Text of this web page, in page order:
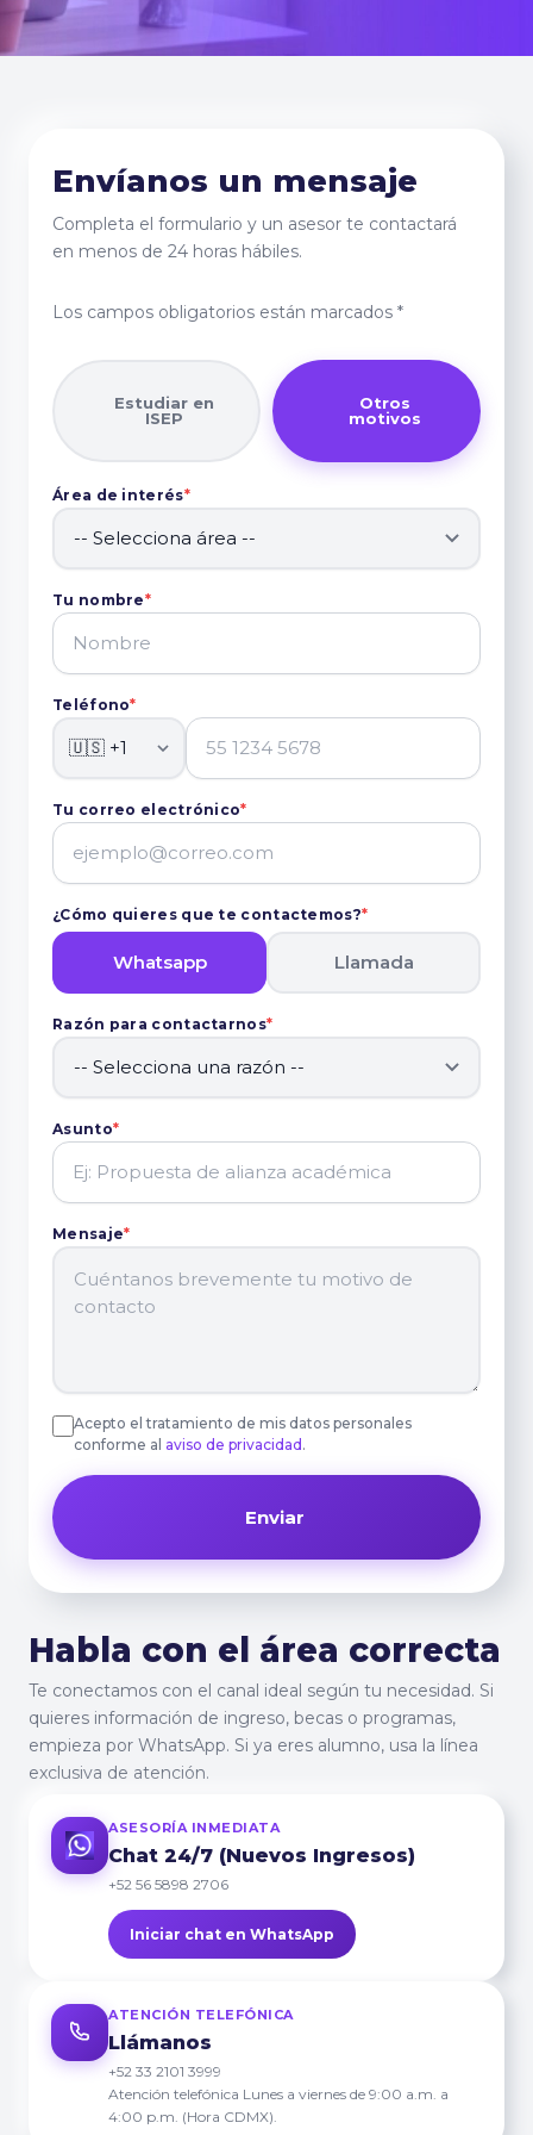
Envíanos un mensaje
Completa el formulario y un asesor te contactará
en menos de 24 horas hábiles.
Los campos obligatorios están marcados *
Estudiar en
ISEP
Otros
motivos
Área de interés*
Tu nombre*
Teléfono*
Tu correo electrónico*
¿Cómo quieres que te contactemos?*
Whatsapp Llamada
Razón para contactarnos*
Asunto*
Mensaje*
Acepto el tratamiento de mis datos personales
conforme al aviso de privacidad .
Enviar
Habla con el área correcta
Te conectamos con el canal ideal según tu necesidad. Si
quieres información de ingreso, becas o programas,
empieza por WhatsApp. Si ya eres alumno, usa la línea
exclusiva de atención.
ASESORÍA INMEDIATA
Chat 24/7 (Nuevos Ingresos)
+52 56 5898 2706
Iniciar chat en WhatsApp
ATENCIÓN TELEFÓNICA
Llámanos
+52 33 2101 3999
Atención telefónica Lunes a viernes de 9:00 a.m. a
4:00 p.m. (Hora CDMX).